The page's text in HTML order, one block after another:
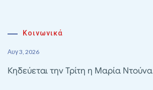
Κοινωνικά
Αυγ 3, 2026
Κηδεύεται την Τρίτη η Μαρία Ντούνα